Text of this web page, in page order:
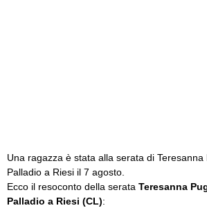
Una ragazza è stata alla serata di Teresanna
Palladio a Riesi il 7 agosto.
Ecco il resoconto della serata Teresanna
Palladio a Riesi (CL):